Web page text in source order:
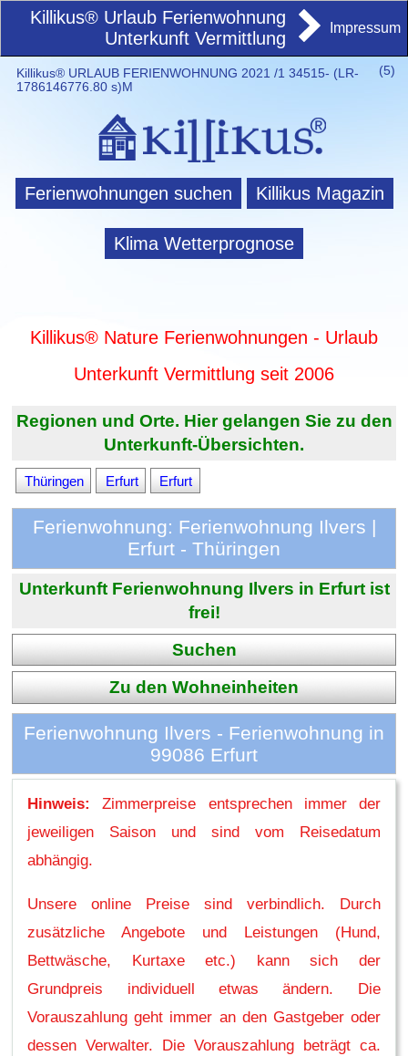
Killikus® Urlaub Ferienwohnung
Unterkunft Vermittlung
Impressum
(5)
Killikus® URLAUB FERIENWOHNUNG 2021 /1 34515- (LR-
1786146776.80 s)M
Ferienwohnungen suchen Killikus Magazin
Klima Wetterprognose
Killikus® Nature Ferienwohnungen - Urlaub
Unterkunft Vermittlung seit 2006
Regionen und Orte. Hier gelangen Sie zu den
Unterkunft-Übersichten.
Thüringen Erfurt Erfurt
Ferienwohnung: Ferienwohnung Ilvers |
Erfurt - Thüringen
Unterkunft Ferienwohnung Ilvers in Erfurt ist
frei!
Suchen
Zu den Wohneinheiten
Ferienwohnung Ilvers - Ferienwohnung in
99086 Erfurt
Hinweis:
Zimmerpreise entsprechen immer der
jeweiligen Saison und sind vom Reisedatum
abhängig.
Unsere online Preise sind verbindlich. Durch
zusätzliche Angebote und Leistungen (Hund,
Bettwäsche, Kurtaxe etc.) kann sich der
Grundpreis individuell etwas ändern. Die
Vorauszahlung geht immer an den Gastgeber oder
dessen Verwalter. Die Vorauszahlung beträgt ca.